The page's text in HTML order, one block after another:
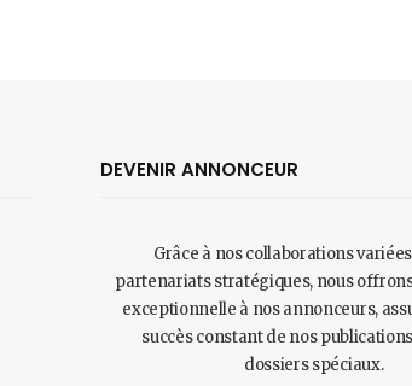
DEVENIR ANNONCEUR
Grâce à nos collaborations
partenariats stratégiques, nous
exceptionnelle à nos annonceurs,
succès constant de nos
dossiers spéciaux.